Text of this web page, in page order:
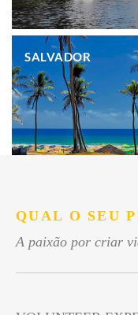
SALVADOR
QUAL O SEU
A paixão por criar